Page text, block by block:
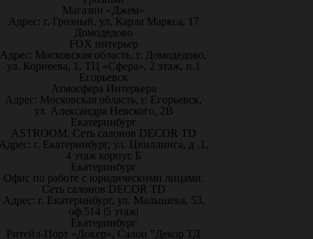
Магазин «Джем»
Адрес: г. Грозный, ул. Карла Маркса, 17
Домодедово
FOX интерьер
Адрес: Московская область, г. Домодедово,
ул. Корнеева, 1, ТЦ «Сфера», 2 этаж, п.1
Егорьевск
Атмосфера Интерьера
Адрес: Московская область, г. Егорьевск,
ул. Александра Невского, 2В
Екатеринбург
ASTROOM. Сеть салонов DECOR TD
г. Екатеринбург, ул. Цвиллинга, д .1,
4 этаж корпус Б
Екатеринбург
Офис по работе с юридическими лицами.
Сеть салонов DECOR TD
Адрес: г. Екатеринбург, ул. Малышева, 53,
оф.514 |5 этаж|
Екатеринбург
Ритейл-Порт «Докер», Салон "Декор ТД